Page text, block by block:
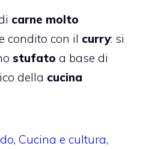
carne molto
condito con il curry: si
stufato a base di
della cucina
,Cucina e cultura,